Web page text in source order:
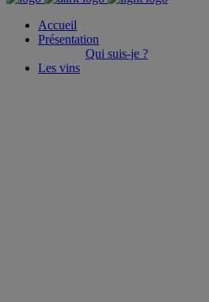
Accueil
Présentation
Qui suis-je ?
Les vins